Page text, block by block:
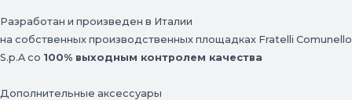
Разработан и произведен в Италии
на собственных производственных площадках Fratelli Comunello
S.p.A со 100% выходным контролем качества
Дополнительные аксессуары